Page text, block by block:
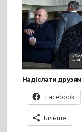
Надіслати друзям
Facebook
Більше